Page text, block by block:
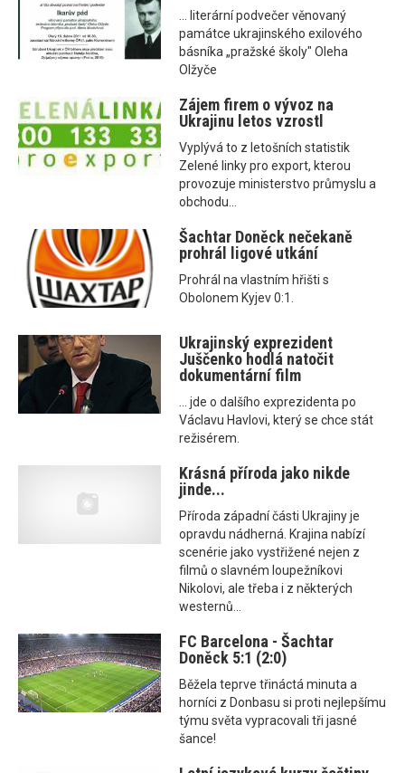
... literární podvečer věnovaný
památce ukrajinského exilového
básníka „pražské školy" Oleha
Olžyče
Zájem firem o vývoz na
Ukrajinu letos vzrostl
Vyplývá to z letošních statistik
Zelené linky pro export, kterou
provozuje ministerstvo průmyslu a
obchodu...
Šachtar Doněck nečekaně
prohrál ligové utkání
Prohrál na vlastním hřišti s
Obolonem Kyjev 0:1.
Ukrajinský exprezident
Juščenko hodlá natočit
dokumentární film
... jde o dalšího exprezidenta po
Václavu Havlovi, který se chce stát
režisérem.
Krásná příroda jako nikde
jinde...
Příroda západní části Ukrajiny je
opravdu nádherná. Krajina nabízí
scenérie jako vystřižené nejen z
filmů o slavném loupežníkovi
Nikolovi, ale třeba i z některých
westernů...
FC Barcelona - Šachtar
Doněck 5:1 (2:0)
Běžela teprve třináctá minuta a
horníci z Donbasu si proti nejlepšímu
týmu světa vypracovali tři jasné
šance!